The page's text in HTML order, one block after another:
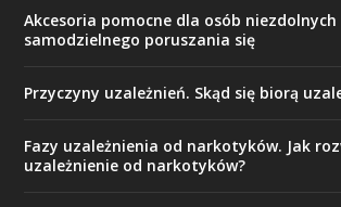
Akcesoria pomocne dla osób niezdolnych
samodzielnego poruszania się
Przyczyny uzależnień. Skąd się biorą
Fazy uzależnienia od narkotyków. Jak
uzależnienie od narkotyków?